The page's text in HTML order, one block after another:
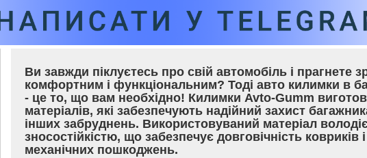
Ви завжди піклуєтесь про свій автомобіль і прагнете
комфортним і функціональним? Тоді авто килимки в
- це то, що вам необхідно! Килимки Avto-Gumm
матеріалів, які забезпечують надійний захист
інших забруднень. Використовуваний матеріал
зносостійкістю, що забезпечує довговічність ковриків
механічних пошкоджень.